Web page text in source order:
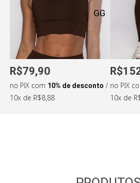
R$79,90
no PIX com 10% de desconto /
10x de R$8,88
GG
no PIX
10x de